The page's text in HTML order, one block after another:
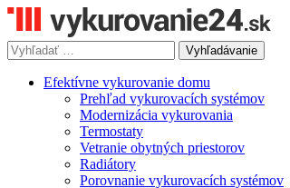
Vyhľadávať
výraz:
Efektívne vykurovanie domu
Prehľad vykurovacích systémov
Modernizácia vykurovania
Termostaty
Vetranie obytných priestorov
Radiátory
Porovnanie vykurovacích systémov